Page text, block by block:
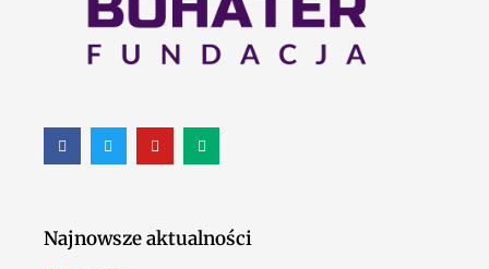
Najnowsze aktualności